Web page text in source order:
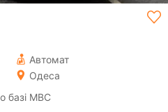
Автомат
Одеса
базі МВС